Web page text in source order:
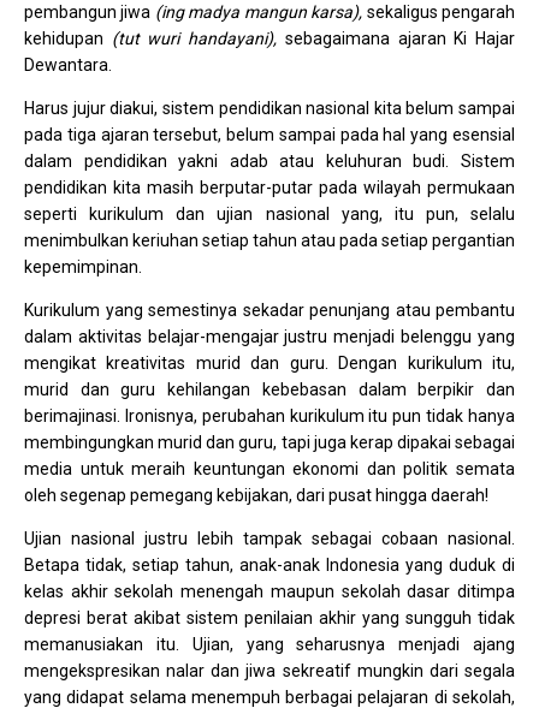
pembangun jiwa (ing madya mangun karsa), sekaligus pengarah
kehidupan (tut wuri handayani), sebagaimana ajaran Ki Hajar
Dewantara.
Harus jujur diakui, sistem pendidikan nasional kita belum sampai
pada tiga ajaran tersebut, belum sampai pada hal yang esensial
dalam pendidikan yakni adab atau keluhuran budi. Sistem
pendidikan kita masih berputar-putar pada wilayah permukaan
seperti kurikulum dan ujian nasional yang, itu pun, selalu
menimbulkan keriuhan setiap tahun atau pada setiap pergantian
kepemimpinan.
Kurikulum yang semestinya sekadar penunjang atau pembantu
dalam aktivitas belajar-mengajar justru menjadi belenggu yang
mengikat kreativitas murid dan guru. Dengan kurikulum itu,
murid dan guru kehilangan kebebasan dalam berpikir dan
berimajinasi. Ironisnya, perubahan kurikulum itu pun tidak hanya
membingungkan murid dan guru, tapi juga kerap dipakai sebagai
media untuk meraih keuntungan ekonomi dan politik semata
oleh segenap pemegang kebijakan, dari pusat hingga daerah!
Ujian nasional justru lebih tampak sebagai cobaan nasional.
Betapa tidak, setiap tahun, anak-anak Indonesia yang duduk di
kelas akhir sekolah menengah maupun sekolah dasar ditimpa
depresi berat akibat sistem penilaian akhir yang sungguh tidak
memanusiakan itu. Ujian, yang seharusnya menjadi ajang
mengekspresikan nalar dan jiwa sekreatif mungkin dari segala
yang didapat selama menempuh berbagai pelajaran di sekolah,